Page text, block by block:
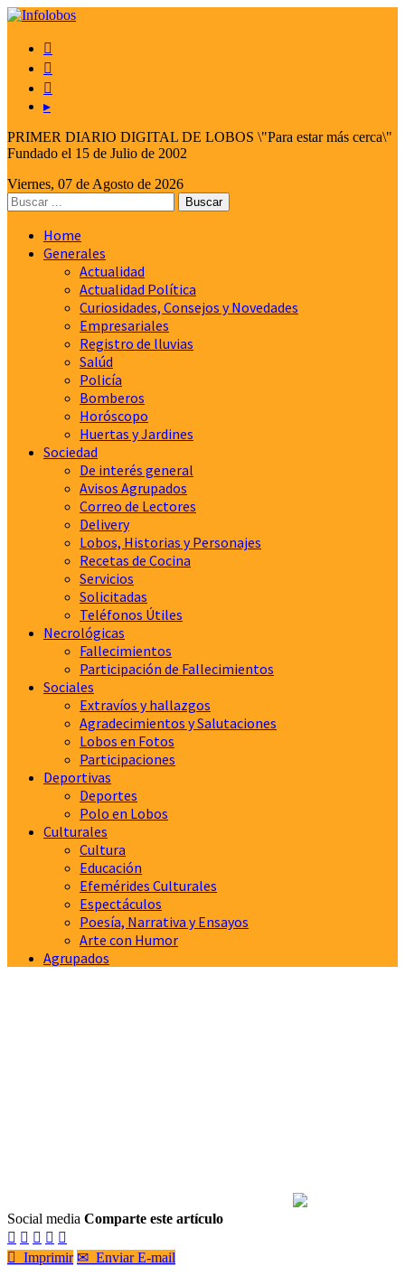



▸
PRIMER DIARIO DIGITAL DE LOBOS \"Para estar más cerca\"
Fundado el 15 de Julio de 2002
Viernes, 07 de Agosto de 2026
Home
Generales
Actualidad
Actualidad Política
Curiosidades, Consejos y Novedades
Empresariales
Registro de lluvias
Salúd
Policía
Bomberos
Horóscopo
Huertas y Jardines
Sociedad
De interés general
Avisos Agrupados
Correo de Lectores
Delivery
Lobos, Historias y Personajes
Recetas de Cocina
Servicios
Solicitadas
Teléfonos Útiles
Necrológicas
Fallecimientos
Participación de Fallecimientos
Sociales
Extravíos y hallazgos
Agradecimientos y Salutaciones
Lobos en Fotos
Participaciones
Deportivas
Deportes
Polo en Lobos
Culturales
Cultura
Educación
Efemérides Culturales
Espectáculos
Poesía, Narrativa y Ensayos
Arte con Humor
Agrupados
Social media Comparte este artículo
    
 Imprimir ✉ Enviar E-mail